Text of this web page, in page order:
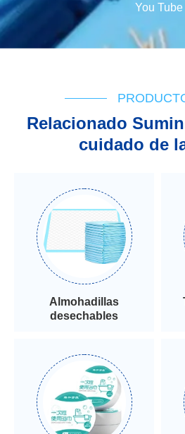
You Tube
Relacionado
cuidado de
Almohadillas
desechables